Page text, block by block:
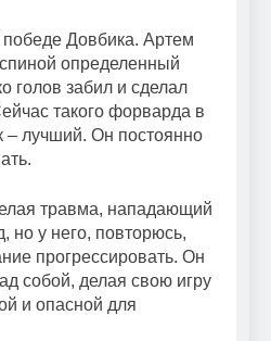
Довбика. Артем
определенный
голов забил и сделал
такого форварда в
– лучший. Он постоянно
травма, нападающий
но у него, повторюсь,
прогрессировать. Он
собой, делая свою игру
и опасной для